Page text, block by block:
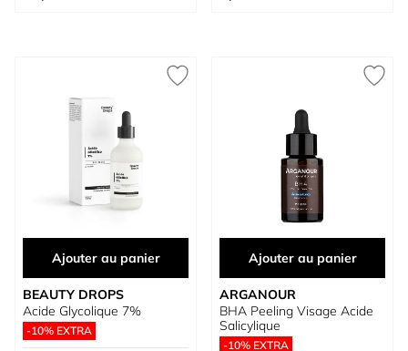
Ajouter au panier
BEAUTY DROPS
Acide Glycolique 7%
-10% EXTRA
Ajouter au panier
ARGANOUR
BHA Peeling Visage Acide
Salicylique
-10% EXTRA